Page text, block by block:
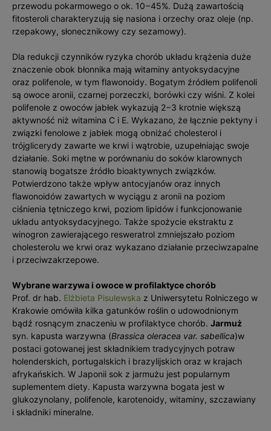
przewodu pokarmowego o ok. 10−45%. Dużą zawartością
fitosteroli charakteryzują się nasiona i orzechy oraz oleje (np.
rzepakowy, słonecznikowy czy sezamowy).
Dla redukcji czynników ryzyka chorób układu krążenia duże
znaczenie obok błonnika mają witaminy antyoksydacyjne
oraz polifenole, w tym flawonoidy. Bogatym źródłem polifenoli
są owoce aronii, czarnej porzeczki, borówki czy wiśni. Z kolei
polifenole z owoców jabłek wykazują 2−3 krotnie większą
aktywność niż witamina C i E. Wykazano, że łącznie pektyny i
związki fenolowe z jabłek mogą obniżać cholesterol i
trójglicerydy zawarte we krwi i wątrobie, uzupełniając swoje
działanie. Soki mętne w porównaniu do soków klarownych
stanowią bogatsze źródło bioaktywnych związków.
Potwierdzono także wpływ antocyjanów oraz innych
flawonoidów zawartych w wyciągu z aronii na poziom
ciśnienia tętniczego krwi, poziom lipidów i funkcjonowanie
układu antyoksydacyjnego. Także spożycie ekstraktu z
winogron zawierającego resweratrol zmniejszało poziom
cholesterolu we krwi oraz wykazano działanie przeciwzapalne
i przeciwzakrzepowe.
Wybrane warzywa i owoce w profilaktyce chorób
Prof. dr hab. Elżbieta Pisulewska z Uniwersytetu Rolniczego w
Krakowie omówiła kilka gatunków roślin o udowodnionym
bądź rosnącym znaczeniu w profilaktyce chorób. Jarmuż
syn. kapusta warzywna (Brassica oleracea var. sabellica)w
postaci gotowanej jest składnikiem tradycyjnych potraw
holenderskich, portugalskich i brazylijskich oraz w krajach
afrykańskich. W Japonii sok z jarmużu jest popularnym
suplementem diety. Kapusta warzywna bogata jest w
glukozynolany, polifenole, karotenoidy, witaminy, szczawiany
i składniki mineralne.